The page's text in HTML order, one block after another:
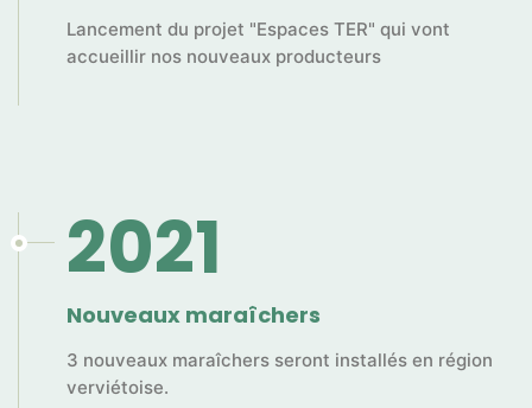
Lancement du projet "Espaces TER" qui vont
accueillir nos nouveaux producteurs
2021
Nouveaux maraîchers
3 nouveaux maraîchers seront installés en région
verviétoise.